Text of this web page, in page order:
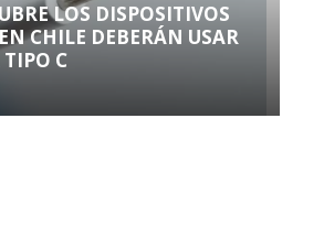
LOS DISPOSITIVOS
CHILE DEBERÁN USAR
C